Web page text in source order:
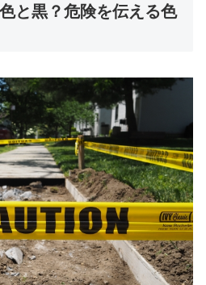
と黒？危険を伝える色